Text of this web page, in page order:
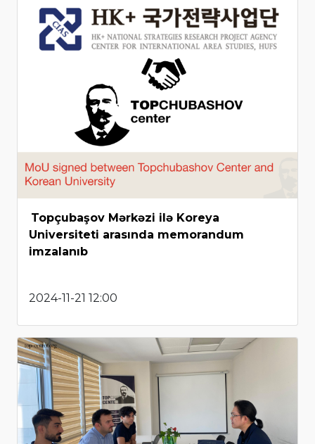
Topçubaşov Mərkəzi ilə Koreya
Universiteti arasında memorandum
imzalanıb
2024-11-21 12:00